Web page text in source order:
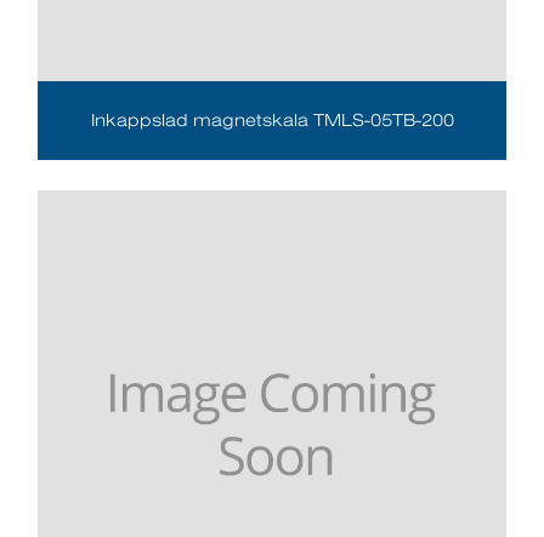
Inkappslad magnetskala TMLS-05TB-200